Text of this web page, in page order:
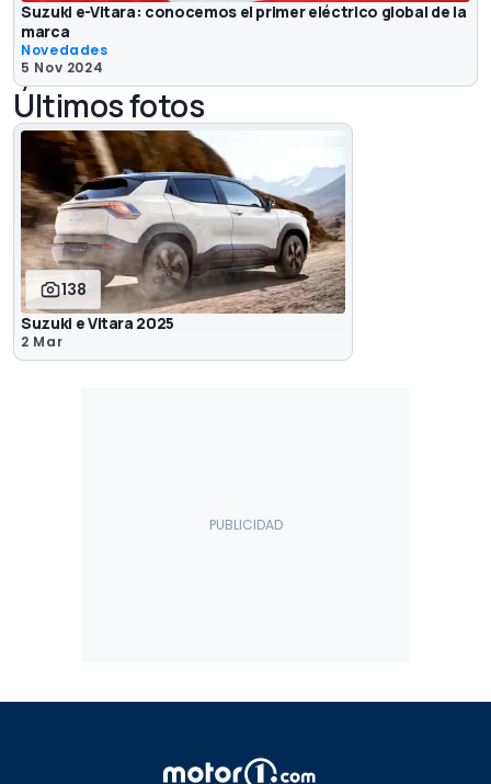
Suzuki e-Vitara: conocemos el primer eléctrico global de la
marca
Novedades
5 Nov 2024
Últimos fotos
138
Suzuki e Vitara 2025
2 Mar